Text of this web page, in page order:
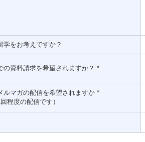
学をお考えですか？
の資料請求を希望されますか？ *
ルマガの配信を希望されますか *
回程度の配信です）